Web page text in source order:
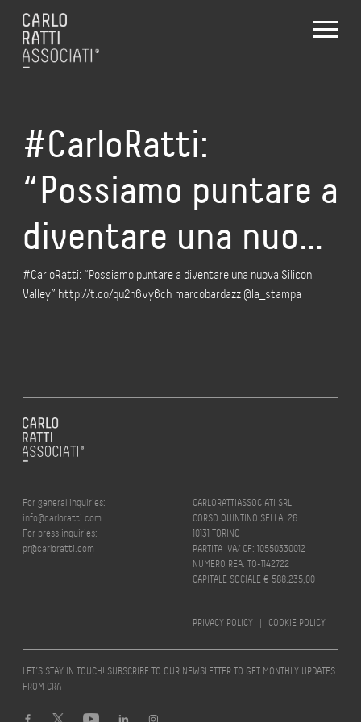
#CarloRatti:
“Possiamo puntare a
diventare una nuo…
#CarloRatti: “Possiamo puntare a diventare una nuova Silicon
Valley” http://t.co/qu2n6Vy6ch marcobardazz @la_stampa
For general inquiries:
info@carloratti.com
For press inquiries:
pr@carloratti.com
CARLORATTIASSOCIATI SRL
CORSO QUINTINO SELLA, 26
10131 TORINO
PARTITA IVA/ CF: 10550330012
NUMERO REA: TO-1142722
CAPITALE SOCIALE € 588.235,00
PRIVACY POLICY | COOKIE POLICY
LET’S STAY IN TOUCH! SUBSCRIBE TO OUR NEWSLETTER TO GET MONTHLY UPDATES
FROM CRA